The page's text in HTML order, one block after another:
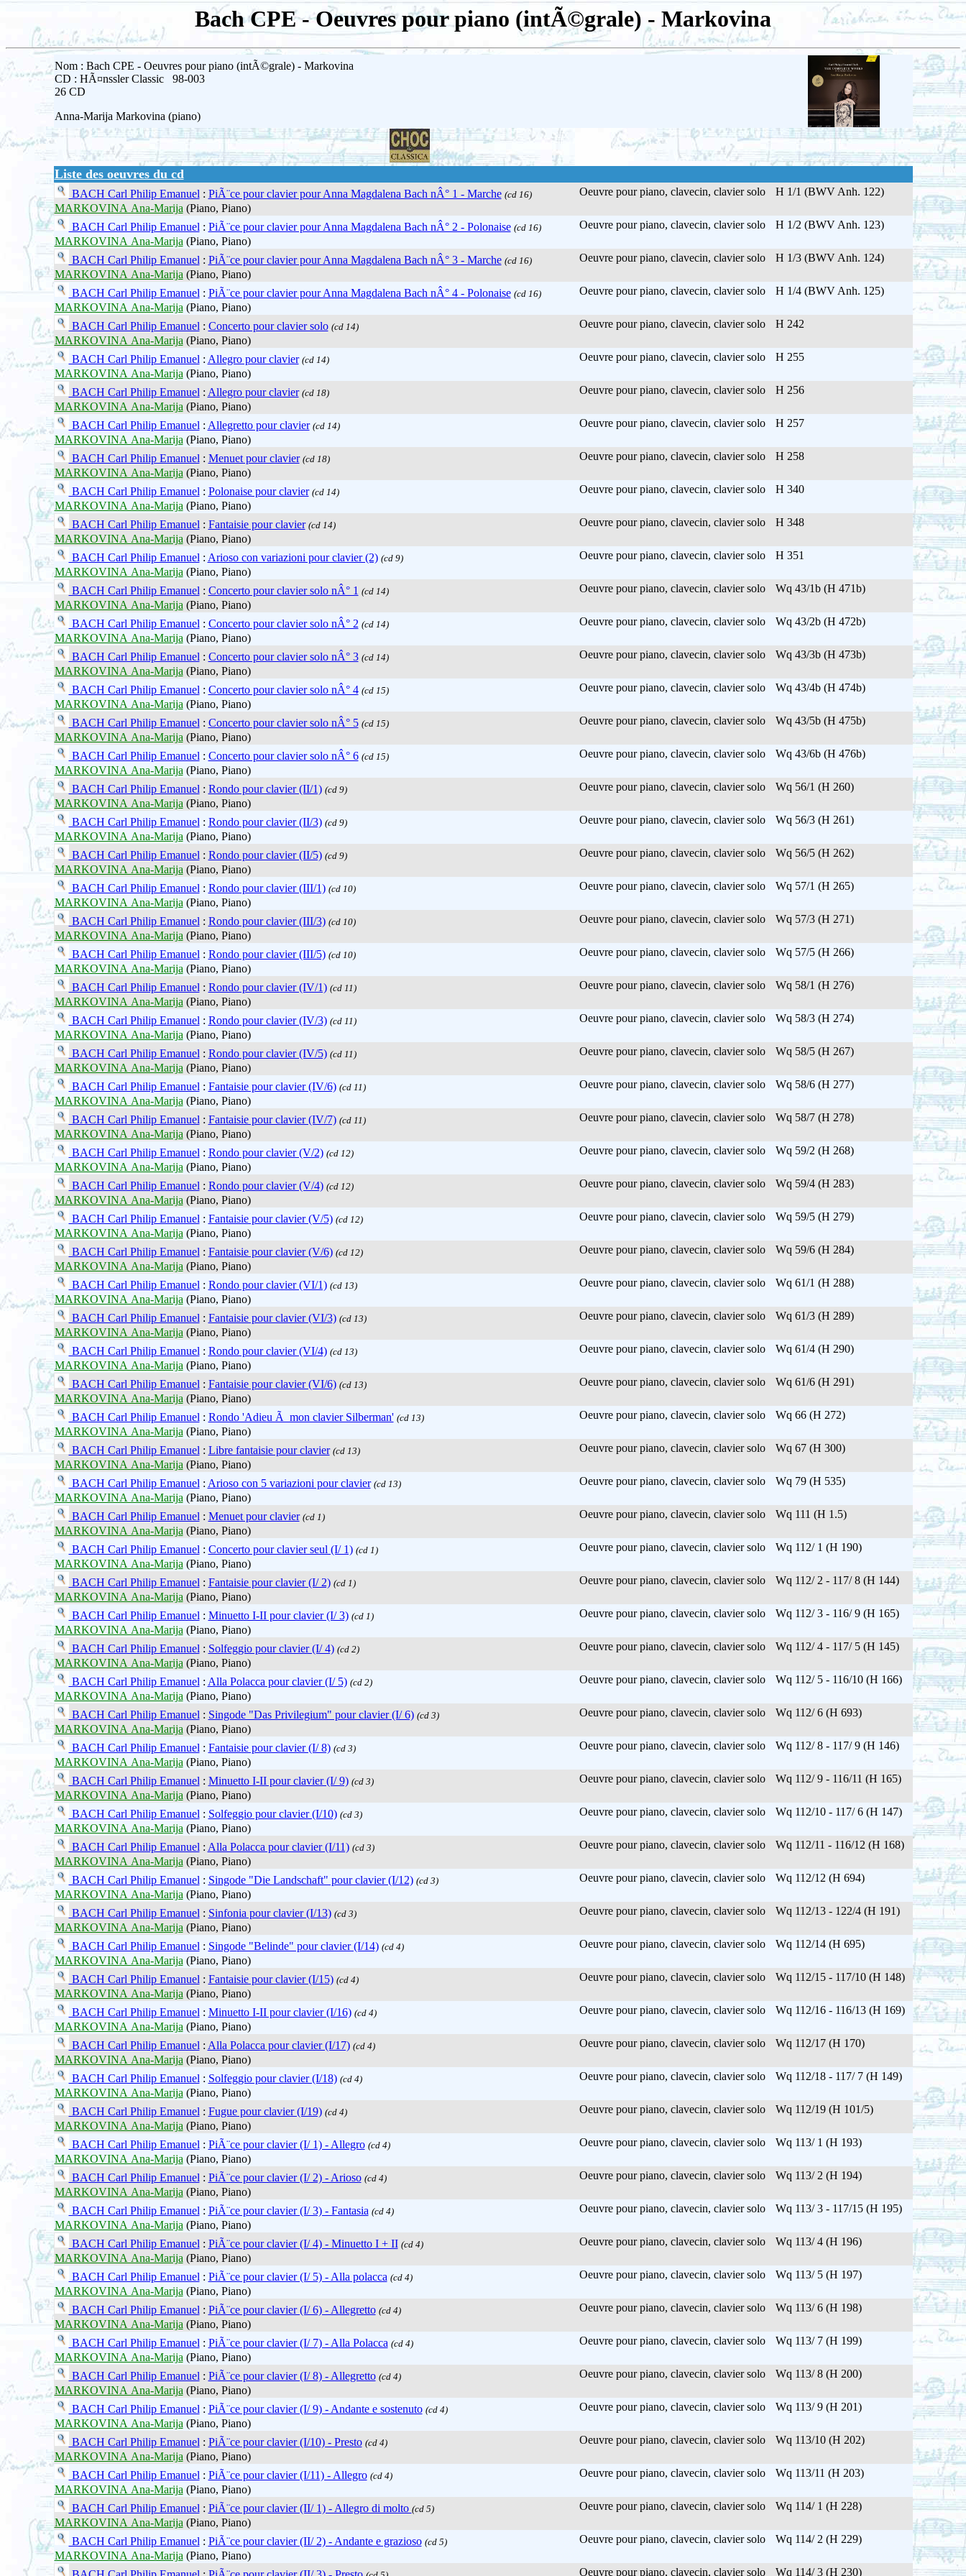
Bach CPE - Oeuvres pour piano (intÃ©grale) - Markovina
Nom : Bach CPE - Oeuvres pour piano (intÃ©grale) - Markovina
CD : HÃ¤nssler Classic 98-003
26 CD
Anna-Marija Markovina (piano)
Liste des oeuvres du cd
BACH Carl Philip Emanuel: PiÃ¨ce pour clavier pour Anna Magdalena Bach nÂ° 1 - Marche (cd 16) Oeuvre pour piano, clavecin, clavier solo
H 1/1 (BWV Anh. 122)
MARKOVINA Ana-Marija(Piano, Piano)
BACH Carl Philip Emanuel: PiÃ¨ce pour clavier pour Anna Magdalena Bach nÂ° 2 - Polonaise (cd 16) Oeuvre pour piano, clavecin, clavier solo
H 1/2 (BWV Anh. 123)
MARKOVINA Ana-Marija(Piano, Piano)
BACH Carl Philip Emanuel: PiÃ¨ce pour clavier pour Anna Magdalena Bach nÂ° 3 - Marche (cd 16) Oeuvre pour piano, clavecin, clavier solo
H 1/3 (BWV Anh. 124)
MARKOVINA Ana-Marija(Piano, Piano)
BACH Carl Philip Emanuel: PiÃ¨ce pour clavier pour Anna Magdalena Bach nÂ° 4 - Polonaise (cd 16) Oeuvre pour piano, clavecin, clavier solo
H 1/4 (BWV Anh. 125)
MARKOVINA Ana-Marija(Piano, Piano)
BACH Carl Philip Emanuel: Concerto pour clavier solo (cd 14) Oeuvre pour piano, clavecin, clavier solo
H 242
MARKOVINA Ana-Marija(Piano, Piano)
BACH Carl Philip Emanuel: Allegro pour clavier (cd 14) Oeuvre pour piano, clavecin, clavier solo
H 255
MARKOVINA Ana-Marija(Piano, Piano)
BACH Carl Philip Emanuel: Allegro pour clavier (cd 18) Oeuvre pour piano, clavecin, clavier solo
H 256
MARKOVINA Ana-Marija(Piano, Piano)
BACH Carl Philip Emanuel: Allegretto pour clavier (cd 14) Oeuvre pour piano, clavecin, clavier solo
H 257
MARKOVINA Ana-Marija(Piano, Piano)
BACH Carl Philip Emanuel: Menuet pour clavier (cd 18) Oeuvre pour piano, clavecin, clavier solo
H 258
MARKOVINA Ana-Marija(Piano, Piano)
BACH Carl Philip Emanuel: Polonaise pour clavier (cd 14) Oeuvre pour piano, clavecin, clavier solo
H 340
MARKOVINA Ana-Marija(Piano, Piano)
BACH Carl Philip Emanuel: Fantaisie pour clavier (cd 14) Oeuvre pour piano, clavecin, clavier solo
H 348
MARKOVINA Ana-Marija(Piano, Piano)
BACH Carl Philip Emanuel: Arioso con variazioni pour clavier (2) (cd 9) Oeuvre pour piano, clavecin, clavier solo
H 351
MARKOVINA Ana-Marija(Piano, Piano)
BACH Carl Philip Emanuel: Concerto pour clavier solo nÂ° 1 (cd 14) Oeuvre pour piano, clavecin, clavier solo
Wq 43/1b (H 471b)
MARKOVINA Ana-Marija(Piano, Piano)
BACH Carl Philip Emanuel: Concerto pour clavier solo nÂ° 2 (cd 14) Oeuvre pour piano, clavecin, clavier solo
Wq 43/2b (H 472b)
MARKOVINA Ana-Marija(Piano, Piano)
BACH Carl Philip Emanuel: Concerto pour clavier solo nÂ° 3 (cd 14) Oeuvre pour piano, clavecin, clavier solo
Wq 43/3b (H 473b)
MARKOVINA Ana-Marija(Piano, Piano)
BACH Carl Philip Emanuel: Concerto pour clavier solo nÂ° 4 (cd 15) Oeuvre pour piano, clavecin, clavier solo
Wq 43/4b (H 474b)
MARKOVINA Ana-Marija(Piano, Piano)
BACH Carl Philip Emanuel: Concerto pour clavier solo nÂ° 5 (cd 15) Oeuvre pour piano, clavecin, clavier solo
Wq 43/5b (H 475b)
MARKOVINA Ana-Marija(Piano, Piano)
BACH Carl Philip Emanuel: Concerto pour clavier solo nÂ° 6 (cd 15) Oeuvre pour piano, clavecin, clavier solo
Wq 43/6b (H 476b)
MARKOVINA Ana-Marija(Piano, Piano)
BACH Carl Philip Emanuel: Rondo pour clavier (II/1) (cd 9) Oeuvre pour piano, clavecin, clavier solo
Wq 56/1 (H 260)
MARKOVINA Ana-Marija(Piano, Piano)
BACH Carl Philip Emanuel: Rondo pour clavier (II/3) (cd 9) Oeuvre pour piano, clavecin, clavier solo
Wq 56/3 (H 261)
MARKOVINA Ana-Marija(Piano, Piano)
BACH Carl Philip Emanuel: Rondo pour clavier (II/5) (cd 9) Oeuvre pour piano, clavecin, clavier solo
Wq 56/5 (H 262)
MARKOVINA Ana-Marija(Piano, Piano)
BACH Carl Philip Emanuel: Rondo pour clavier (III/1) (cd 10) Oeuvre pour piano, clavecin, clavier solo
Wq 57/1 (H 265)
MARKOVINA Ana-Marija(Piano, Piano)
BACH Carl Philip Emanuel: Rondo pour clavier (III/3) (cd 10) Oeuvre pour piano, clavecin, clavier solo
Wq 57/3 (H 271)
MARKOVINA Ana-Marija(Piano, Piano)
BACH Carl Philip Emanuel: Rondo pour clavier (III/5) (cd 10) Oeuvre pour piano, clavecin, clavier solo
Wq 57/5 (H 266)
MARKOVINA Ana-Marija(Piano, Piano)
BACH Carl Philip Emanuel: Rondo pour clavier (IV/1) (cd 11) Oeuvre pour piano, clavecin, clavier solo
Wq 58/1 (H 276)
MARKOVINA Ana-Marija(Piano, Piano)
BACH Carl Philip Emanuel: Rondo pour clavier (IV/3) (cd 11) Oeuvre pour piano, clavecin, clavier solo
Wq 58/3 (H 274)
MARKOVINA Ana-Marija(Piano, Piano)
BACH Carl Philip Emanuel: Rondo pour clavier (IV/5) (cd 11) Oeuvre pour piano, clavecin, clavier solo
Wq 58/5 (H 267)
MARKOVINA Ana-Marija(Piano, Piano)
BACH Carl Philip Emanuel: Fantaisie pour clavier (IV/6) (cd 11) Oeuvre pour piano, clavecin, clavier solo
Wq 58/6 (H 277)
MARKOVINA Ana-Marija(Piano, Piano)
BACH Carl Philip Emanuel: Fantaisie pour clavier (IV/7) (cd 11) Oeuvre pour piano, clavecin, clavier solo
Wq 58/7 (H 278)
MARKOVINA Ana-Marija(Piano, Piano)
BACH Carl Philip Emanuel: Rondo pour clavier (V/2) (cd 12) Oeuvre pour piano, clavecin, clavier solo
Wq 59/2 (H 268)
MARKOVINA Ana-Marija(Piano, Piano)
BACH Carl Philip Emanuel: Rondo pour clavier (V/4) (cd 12) Oeuvre pour piano, clavecin, clavier solo
Wq 59/4 (H 283)
MARKOVINA Ana-Marija(Piano, Piano)
BACH Carl Philip Emanuel: Fantaisie pour clavier (V/5) (cd 12) Oeuvre pour piano, clavecin, clavier solo
Wq 59/5 (H 279)
MARKOVINA Ana-Marija(Piano, Piano)
BACH Carl Philip Emanuel: Fantaisie pour clavier (V/6) (cd 12) Oeuvre pour piano, clavecin, clavier solo
Wq 59/6 (H 284)
MARKOVINA Ana-Marija(Piano, Piano)
BACH Carl Philip Emanuel: Rondo pour clavier (VI/1) (cd 13) Oeuvre pour piano, clavecin, clavier solo
Wq 61/1 (H 288)
MARKOVINA Ana-Marija(Piano, Piano)
BACH Carl Philip Emanuel: Fantaisie pour clavier (VI/3) (cd 13) Oeuvre pour piano, clavecin, clavier solo
Wq 61/3 (H 289)
MARKOVINA Ana-Marija(Piano, Piano)
BACH Carl Philip Emanuel: Rondo pour clavier (VI/4) (cd 13) Oeuvre pour piano, clavecin, clavier solo
Wq 61/4 (H 290)
MARKOVINA Ana-Marija(Piano, Piano)
BACH Carl Philip Emanuel: Fantaisie pour clavier (VI/6) (cd 13) Oeuvre pour piano, clavecin, clavier solo
Wq 61/6 (H 291)
MARKOVINA Ana-Marija(Piano, Piano)
BACH Carl Philip Emanuel: Rondo 'Adieu Ã mon clavier Silberman' (cd 13) Oeuvre pour piano, clavecin, clavier solo
Wq 66 (H 272)
MARKOVINA Ana-Marija(Piano, Piano)
BACH Carl Philip Emanuel: Libre fantaisie pour clavier (cd 13) Oeuvre pour piano, clavecin, clavier solo
Wq 67 (H 300)
MARKOVINA Ana-Marija(Piano, Piano)
BACH Carl Philip Emanuel: Arioso con 5 variazioni pour clavier (cd 13) Oeuvre pour piano, clavecin, clavier solo
Wq 79 (H 535)
MARKOVINA Ana-Marija(Piano, Piano)
BACH Carl Philip Emanuel: Menuet pour clavier (cd 1) Oeuvre pour piano, clavecin, clavier solo
Wq 111 (H 1.5)
MARKOVINA Ana-Marija(Piano, Piano)
BACH Carl Philip Emanuel: Concerto pour clavier seul (I/ 1) (cd 1) Oeuvre pour piano, clavecin, clavier solo
Wq 112/ 1 (H 190)
MARKOVINA Ana-Marija(Piano, Piano)
BACH Carl Philip Emanuel: Fantaisie pour clavier (I/ 2) (cd 1) Oeuvre pour piano, clavecin, clavier solo
Wq 112/ 2 - 117/ 8 (H 144)
MARKOVINA Ana-Marija(Piano, Piano)
BACH Carl Philip Emanuel: Minuetto I-II pour clavier (I/ 3) (cd 1) Oeuvre pour piano, clavecin, clavier solo
Wq 112/ 3 - 116/ 9 (H 165)
MARKOVINA Ana-Marija(Piano, Piano)
BACH Carl Philip Emanuel: Solfeggio pour clavier (I/ 4) (cd 2) Oeuvre pour piano, clavecin, clavier solo
Wq 112/ 4 - 117/ 5 (H 145)
MARKOVINA Ana-Marija(Piano, Piano)
BACH Carl Philip Emanuel: Alla Polacca pour clavier (I/ 5) (cd 2) Oeuvre pour piano, clavecin, clavier solo
Wq 112/ 5 - 116/10 (H 166)
MARKOVINA Ana-Marija(Piano, Piano)
BACH Carl Philip Emanuel: Singode "Das Privilegium" pour clavier (I/ 6) (cd 3) Oeuvre pour piano, clavecin, clavier solo
Wq 112/ 6 (H 693)
MARKOVINA Ana-Marija(Piano, Piano)
BACH Carl Philip Emanuel: Fantaisie pour clavier (I/ 8) (cd 3) Oeuvre pour piano, clavecin, clavier solo
Wq 112/ 8 - 117/ 9 (H 146)
MARKOVINA Ana-Marija(Piano, Piano)
BACH Carl Philip Emanuel: Minuetto I-II pour clavier (I/ 9) (cd 3) Oeuvre pour piano, clavecin, clavier solo
Wq 112/ 9 - 116/11 (H 165)
MARKOVINA Ana-Marija(Piano, Piano)
BACH Carl Philip Emanuel: Solfeggio pour clavier (I/10) (cd 3) Oeuvre pour piano, clavecin, clavier solo
Wq 112/10 - 117/ 6 (H 147)
MARKOVINA Ana-Marija(Piano, Piano)
BACH Carl Philip Emanuel: Alla Polacca pour clavier (I/11) (cd 3) Oeuvre pour piano, clavecin, clavier solo
Wq 112/11 - 116/12 (H 168)
MARKOVINA Ana-Marija(Piano, Piano)
BACH Carl Philip Emanuel: Singode "Die Landschaft" pour clavier (I/12) (cd 3) Oeuvre pour piano, clavecin, clavier solo
Wq 112/12 (H 694)
MARKOVINA Ana-Marija(Piano, Piano)
BACH Carl Philip Emanuel: Sinfonia pour clavier (I/13) (cd 3) Oeuvre pour piano, clavecin, clavier solo
Wq 112/13 - 122/4 (H 191)
MARKOVINA Ana-Marija(Piano, Piano)
BACH Carl Philip Emanuel: Singode "Belinde" pour clavier (I/14) (cd 4) Oeuvre pour piano, clavecin, clavier solo
Wq 112/14 (H 695)
MARKOVINA Ana-Marija(Piano, Piano)
BACH Carl Philip Emanuel: Fantaisie pour clavier (I/15) (cd 4) Oeuvre pour piano, clavecin, clavier solo
Wq 112/15 - 117/10 (H 148)
MARKOVINA Ana-Marija(Piano, Piano)
BACH Carl Philip Emanuel: Minuetto I-II pour clavier (I/16) (cd 4) Oeuvre pour piano, clavecin, clavier solo
Wq 112/16 - 116/13 (H 169)
MARKOVINA Ana-Marija(Piano, Piano)
BACH Carl Philip Emanuel: Alla Polacca pour clavier (I/17) (cd 4) Oeuvre pour piano, clavecin, clavier solo
Wq 112/17 (H 170)
MARKOVINA Ana-Marija(Piano, Piano)
BACH Carl Philip Emanuel: Solfeggio pour clavier (I/18) (cd 4) Oeuvre pour piano, clavecin, clavier solo
Wq 112/18 - 117/ 7 (H 149)
MARKOVINA Ana-Marija(Piano, Piano)
BACH Carl Philip Emanuel: Fugue pour clavier (I/19) (cd 4) Oeuvre pour piano, clavecin, clavier solo
Wq 112/19 (H 101/5)
MARKOVINA Ana-Marija(Piano, Piano)
BACH Carl Philip Emanuel: PiÃ¨ce pour clavier (I/ 1) - Allegro (cd 4) Oeuvre pour piano, clavecin, clavier solo
Wq 113/ 1 (H 193)
MARKOVINA Ana-Marija(Piano, Piano)
BACH Carl Philip Emanuel: PiÃ¨ce pour clavier (I/ 2) - Arioso (cd 4) Oeuvre pour piano, clavecin, clavier solo
Wq 113/ 2 (H 194)
MARKOVINA Ana-Marija(Piano, Piano)
BACH Carl Philip Emanuel: PiÃ¨ce pour clavier (I/ 3) - Fantasia (cd 4) Oeuvre pour piano, clavecin, clavier solo
Wq 113/ 3 - 117/15 (H 195)
MARKOVINA Ana-Marija(Piano, Piano)
BACH Carl Philip Emanuel: PiÃ¨ce pour clavier (I/ 4) - Minuetto I + II (cd 4) Oeuvre pour piano, clavecin, clavier solo
Wq 113/ 4 (H 196)
MARKOVINA Ana-Marija(Piano, Piano)
BACH Carl Philip Emanuel: PiÃ¨ce pour clavier (I/ 5) - Alla polacca (cd 4) Oeuvre pour piano, clavecin, clavier solo
Wq 113/ 5 (H 197)
MARKOVINA Ana-Marija(Piano, Piano)
BACH Carl Philip Emanuel: PiÃ¨ce pour clavier (I/ 6) - Allegretto (cd 4) Oeuvre pour piano, clavecin, clavier solo
Wq 113/ 6 (H 198)
MARKOVINA Ana-Marija(Piano, Piano)
BACH Carl Philip Emanuel: PiÃ¨ce pour clavier (I/ 7) - Alla Polacca (cd 4) Oeuvre pour piano, clavecin, clavier solo
Wq 113/ 7 (H 199)
MARKOVINA Ana-Marija(Piano, Piano)
BACH Carl Philip Emanuel: PiÃ¨ce pour clavier (I/ 8) - Allegretto (cd 4) Oeuvre pour piano, clavecin, clavier solo
Wq 113/ 8 (H 200)
MARKOVINA Ana-Marija(Piano, Piano)
BACH Carl Philip Emanuel: PiÃ¨ce pour clavier (I/ 9) - Andante e sostenuto (cd 4) Oeuvre pour piano, clavecin, clavier solo
Wq 113/ 9 (H 201)
MARKOVINA Ana-Marija(Piano, Piano)
BACH Carl Philip Emanuel: PiÃ¨ce pour clavier (I/10) - Presto (cd 4) Oeuvre pour piano, clavecin, clavier solo
Wq 113/10 (H 202)
MARKOVINA Ana-Marija(Piano, Piano)
BACH Carl Philip Emanuel: PiÃ¨ce pour clavier (I/11) - Allegro (cd 4) Oeuvre pour piano, clavecin, clavier solo
Wq 113/11 (H 203)
MARKOVINA Ana-Marija(Piano, Piano)
BACH Carl Philip Emanuel: PiÃ¨ce pour clavier (II/ 1) - Allegro di molto (cd 5) Oeuvre pour piano, clavecin, clavier solo
Wq 114/ 1 (H 228)
MARKOVINA Ana-Marija(Piano, Piano)
BACH Carl Philip Emanuel: PiÃ¨ce pour clavier (II/ 2) - Andante e grazioso (cd 5) Oeuvre pour piano, clavecin, clavier solo
Wq 114/ 2 (H 229)
MARKOVINA Ana-Marija(Piano, Piano)
Oeuvre pour piano, clavecin, clavier solo Wq 114/ 3 (H 230)